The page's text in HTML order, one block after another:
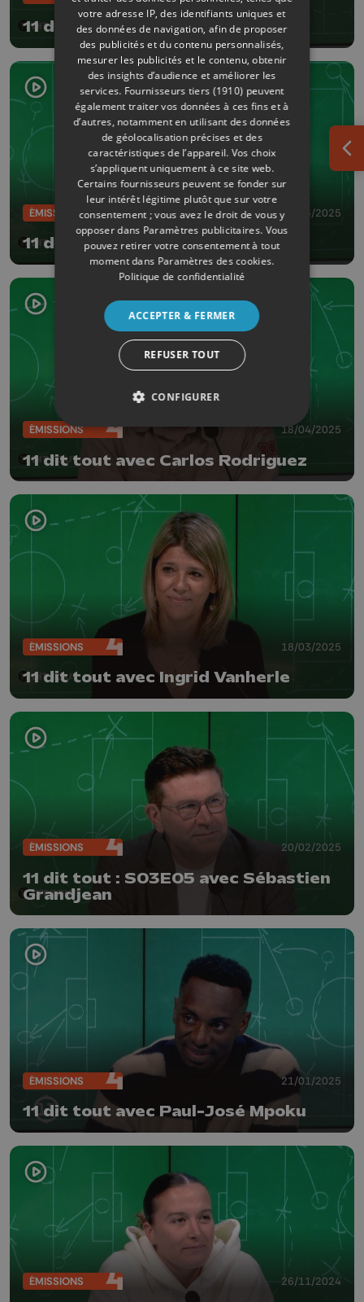
11 dit tout avec Nacer Chadli
ÉMISSIONS 20/05/2025
11 dit tout avec José Riga
ÉMISSIONS 18/04/2025
11 dit tout avec Carlos Rodriguez
ÉMISSIONS 18/03/2025
11 dit tout avec Ingrid Vanherle
ÉMISSIONS 20/02/2025
11 dit tout : S03E05 avec Sébastien
Grandjean
ÉMISSIONS 21/01/2025
11 dit tout avec Paul-José Mpoku
ÉMISSIONS 26/11/2024
votre adresse IP, des identifiants uniques et
des données de navigation, afin de proposer
des publicités et du contenu personnalisés,
mesurer les publicités et le contenu, obtenir
des insights d’audience et améliorer les
services. Fournisseurs tiers (1910) peuvent
également traiter vos données à ces fins et à
d’autres, notamment en utilisant des données
de géolocalisation précises et des
caractéristiques de l’appareil. Vos choix
s’appliquent uniquement à ce site web.
Certains fournisseurs peuvent se fonder sur
leur intérêt légitime plutôt que sur votre
consentement ; vous avez le droit de vous y
opposer dans Paramètres publicitaires. Vous
pouvez retirer votre consentement à tout
moment dans Paramètres des cookies.
Politique de confidentialité
ACCEPTER & FERMER
REFUSER TOUT
CONFIGURER